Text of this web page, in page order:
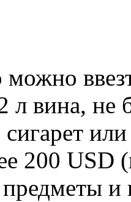
л вина, не
200 USD